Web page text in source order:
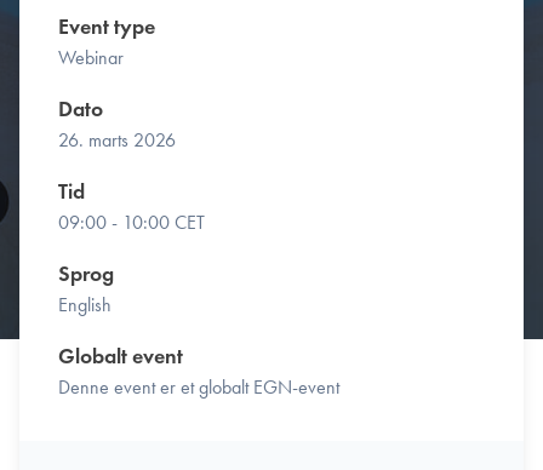
Event type
Webinar
Dato
26. marts 2026
Tid
09:00 - 10:00 CET
Sprog
English
Globalt event
Denne event er et globalt EGN-event